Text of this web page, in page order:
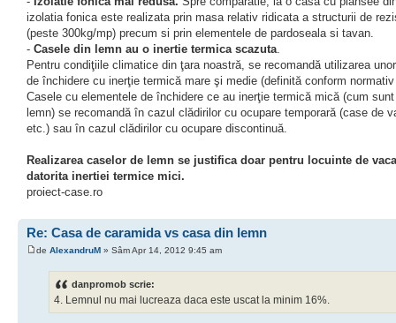
izolatia fonica este realizata prin masa relativ ridicata a structurii de
(peste 300kg/mp) precum si prin elementele de pardoseala si tavan.
- Casele din lemn au o inertie termica scazuta.
Pentru condiţiile climatice din ţara noastră, se recomandă utilizarea
de închidere cu inerţie termică mare şi medie (definită conform
Casele cu elementele de închidere ce au inerţie termică mică (cum
lemn) se recomandă în cazul clădirilor cu ocupare temporară (case de
etc.) sau în cazul clădirilor cu ocupare discontinuă.
Realizarea caselor de lemn se justifica doar pentru locuinte de
datorita inertiei termice mici.
proiect-case.ro
Re: Casa de caramida vs casa din lemn
de AlexandruM » Sâm Apr 14, 2012 9:45 am
danpromob scrie:
4. Lemnul nu mai lucreaza daca este uscat la minim 16%.